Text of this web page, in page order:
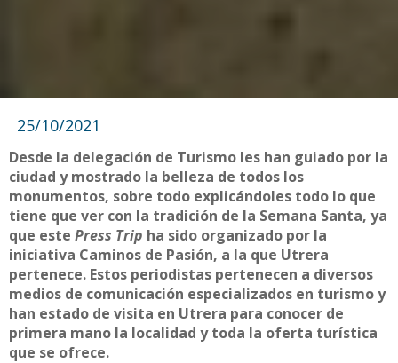
25/10/2021
Desde la delegación de Turismo les han guiado por la
ciudad y mostrado la belleza de todos los
monumentos, sobre todo explicándoles todo lo que
tiene que ver con la tradición de la Semana Santa, ya
que este Press Trip ha sido organizado por la
iniciativa Caminos de Pasión, a la que Utrera
pertenece. Estos periodistas pertenecen a diversos
medios de comunicación especializados en turismo y
han estado de visita en Utrera para conocer de
primera mano la localidad y toda la oferta turística
que se ofrece.